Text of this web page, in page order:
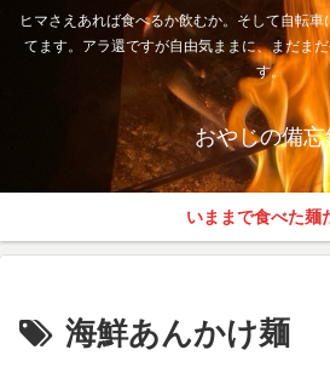
ヒマさえあれば食べるか飲むか。そして自転
てます。アラ還ですが自由気ままに、まだま
す。
おやじの備忘
いままで食べた麺
海鮮あんかけ麺